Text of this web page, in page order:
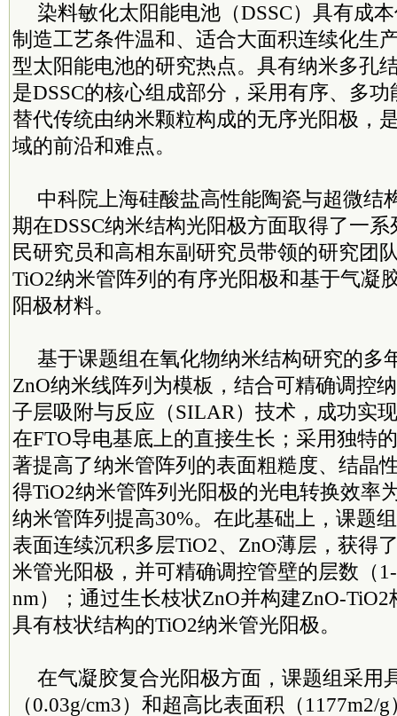
染料敏化太阳能电池（DSSC）具有成
制造工艺条件温和、适合大面积连续化生
型太阳能电池的研究热点。具有纳米多孔
是DSSC的核心组成部分，采用有序、多
替代传统由纳米颗粒构成的无序光阳极，
域的前沿和难点。
中科院上海硅酸盐高性能陶瓷与超微结
期在DSSC纳米结构光阳极方面取得了一
民研究员和高相东副研究员带领的研究团
TiO2纳米管阵列的有序光阳极和基于气凝
阳极材料。
基于课题组在氧化物纳米结构研究的多
ZnO纳米线阵列为模板，结合可精确调控
子层吸附与反应（SILAR）技术，成功实
在FTO导电基底上的直接生长；采用独特
著提高了纳米管阵列的表面粗糙度、结晶
得TiO2纳米管阵列光阳极的光电转换效率
纳米管阵列提高30%。在此基础上，课题
表面连续沉积多层TiO2、ZnO薄层，获得
米管光阳极，并可精确调控管壁的层数（
nm）；通过生长枝状ZnO并构建ZnO-
具有枝状结构的TiO2纳米管光阳极。
在气凝胶复合光阳极方面，课题组采用
（0.03g/cm3）和超高比表面积（1177m2/